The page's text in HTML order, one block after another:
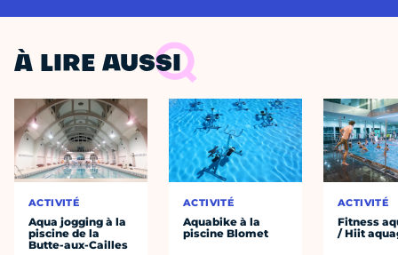
À LIRE AUSSI
ACTIVITÉ
Aqua jogging à la
piscine de la
Butte-aux-Cailles
ACTIVITÉ
Aquabike à la
piscine Blomet
ACTIVITÉ
Fitness
/ Hiit